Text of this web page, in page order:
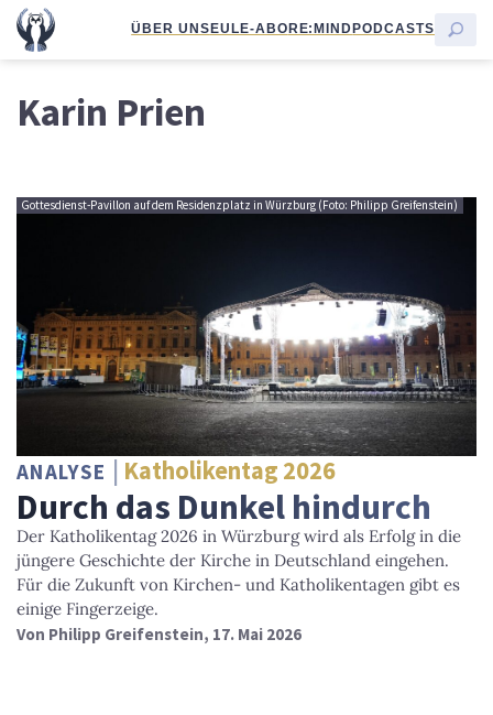
ÜBER UNSEULE-ABORE:MINDPODCASTS
Karin Prien
Gottesdienst-Pavillon auf dem Residenzplatz in Würzburg (Foto: Philipp Greifenstein)
ANALYSE Katholikentag 2026
Durch das Dunkel hindurch
Der Katholikentag 2026 in Würzburg wird als Erfolg in die
jüngere Geschichte der Kirche in Deutschland eingehen.
Für die Zukunft von Kirchen- und Katholikentagen gibt es
einige Fingerzeige.
Von Philipp Greifenstein, 17. Mai 2026